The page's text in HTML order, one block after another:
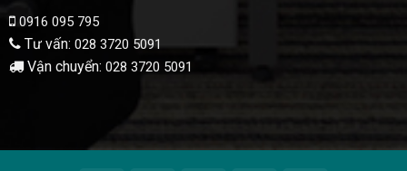
0916 095 795
Tư vấn: 028 3720 5091
Vận chuyển: 028 3720 5091